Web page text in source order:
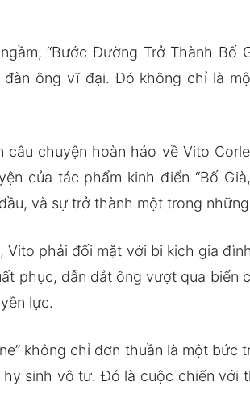
“Bước Đường Trở Thành Bố
ông vĩ đại. Đó không chỉ là
câu chuyện hoàn hảo về Vito
của tác phẩm kinh điển “Bố
và sự trở thành một trong
Vito phải đối mặt với bi kịch gia
phục, dẫn dắt ông vượt qua
lực.
không chỉ đơn thuần là một
sinh vô tư. Đó là cuộc chiến